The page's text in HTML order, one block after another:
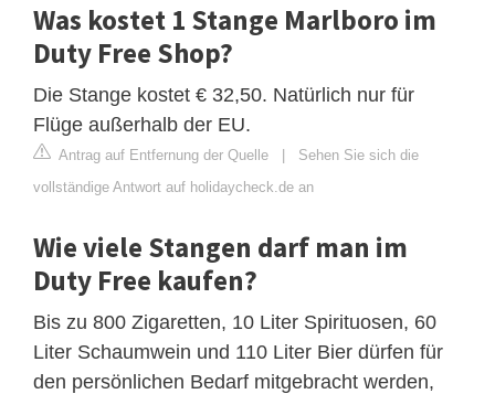
Was kostet 1 Stange Marlboro im
Duty Free Shop?
Die Stange kostet € 32,50. Natürlich nur für
Flüge außerhalb der EU.
Antrag auf Entfernung der Quelle | Sehen Sie sich die
vollständige Antwort auf holidaycheck.de an
Wie viele Stangen darf man im
Duty Free kaufen?
Bis zu 800 Zigaretten, 10 Liter Spirituosen, 60
Liter Schaumwein und 110 Liter Bier dürfen für
den persönlichen Bedarf mitgebracht werden,